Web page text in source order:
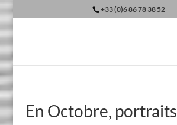
+33 (0)6 86 78 38 52
En Octobre, portraits